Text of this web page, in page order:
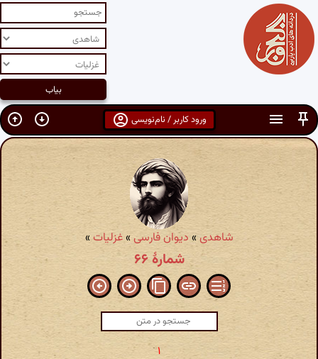
ورود کاربر / نام‌نویسی
شاهدی» دیوان فارسی»غزلیات»
شمارهٔ ۶۶